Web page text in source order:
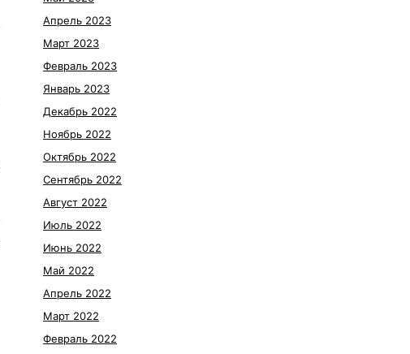
Апрель 2023
Март 2023
Февраль 2023
Январь 2023
Декабрь 2022
Ноябрь 2022
Октябрь 2022
Сентябрь 2022
Август 2022
Июль 2022
Июнь 2022
Май 2022
Апрель 2022
Март 2022
Февраль 2022